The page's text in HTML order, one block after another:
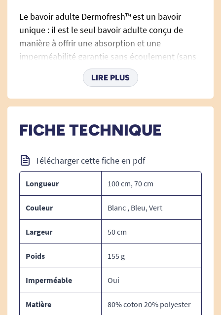
Le bavoir adulte Dermofresh™ est un bavoir
unique : il est le seul bavoir adulte conçu de
manière à offrir une absorption et une
imperméabilité garantie sans écoulement (sans
PVC) ainsi qu'un confort serviette pour
l'essuyage. Le bavoir adulte
Dermofresh™dispose en effet d'un tissu éponge
double face laminé 100% coton avec un film de
polyuréthane lui permettant de concilier ces
différentes propriétés.
Disponible en trois coloris : blanc, bleu ou vert,
vous pouvez également le choisir en 70 ou 100
cm pour une meilleure protection lors de la prise
du repas.
DIMENSIONS :
Longueur : 70 ou 100 cm
Largeur : 50 cm
LIRE PLUS
FICHE TECHNIQUE
Télécharger cette fiche en pdf
Longueur 100 cm, 70 cm
Couleur Blanc , Bleu, Vert
Largeur 50 cm
Poids 155 g
Imperméable Oui
Matière 80% coton 20% polyester